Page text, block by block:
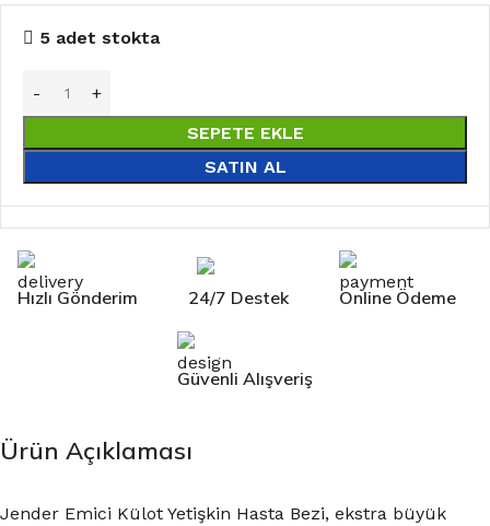
5 adet stokta
SEPETE EKLE
SATIN AL
Hızlı Gönderim 24/7 Destek Online Ödeme
Güvenli Alışveriş
Ürün Açıklaması
Jender Emici Külot Yetişkin Hasta Bezi, ekstra büyük